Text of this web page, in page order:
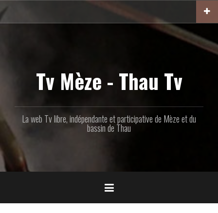
au
contenu
Tv Mèze - Thau Tv
La web Tv libre, indépendante et participative de Mèze et du
bassin de Thau